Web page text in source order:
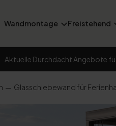
Wandmontage Freistehend
Aktuelle Durchdacht Angebote
Glasschiebewand für